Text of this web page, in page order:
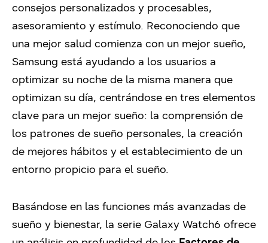
consejos personalizados y procesables,
asesoramiento y estímulo. Reconociendo que
una mejor salud comienza con un mejor sueño,
Samsung está ayudando a los usuarios a
optimizar su noche de la misma manera que
optimizan su día, centrándose en tres elementos
clave para un mejor sueño: la comprensión de
los patrones de sueño personales, la creación
de mejores hábitos y el establecimiento de un
entorno propicio para el sueño.
Basándose en las funciones más avanzadas de
sueño y bienestar, la serie Galaxy Watch6 ofrece